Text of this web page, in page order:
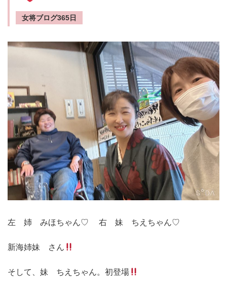
女将ブログ365日
左 姉 みほちゃん♡ 右 妹 ちえちゃん♡
新海姉妹 さん
そして、妹 ちえちゃん。初登場